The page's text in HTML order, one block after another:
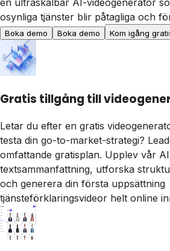
en ultraskalbar AI-videogenerator
osynliga tjänster blir påtagliga och
Boka demo Boka demo Kom igång
Gratis tillgång till
Letar du efter en gratis
testa din go-to-market-strategi?
omfattande gratisplan. Upplev vår
textsammanfattning, utforska
och generera din första uppsättning
tjänsteförklaringsvideor helt online